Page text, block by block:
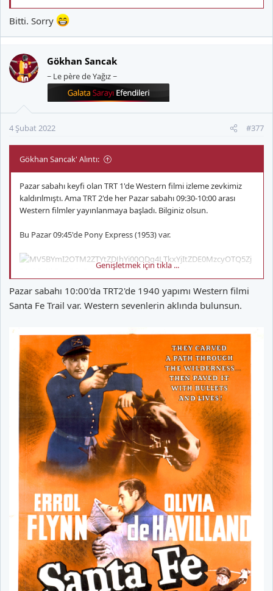
Bitti. Sorry
Gökhan Sancak
~ Le père de Yağız ~
4 Şubat 2022 #377
Gökhan Sancak' Alıntı:
Pazar sabahı keyfi olan TRT 1'de Western filmi izleme zevkimiz
kaldırılmıştı. Ama TRT 2'de her Pazar sabahı 09:30-10:00 arası
Western filmler yayınlanmaya başladı. Bilginiz olsun.
Bu Pazar 09:45'de Pony Express (1953) var.
Genişletmek için tıkla ...
Pazar sabahı 10:00'da TRT2'de 1940 yapımı Western filmi
Santa Fe Trail var. Western sevenlerin aklında bulunsun.